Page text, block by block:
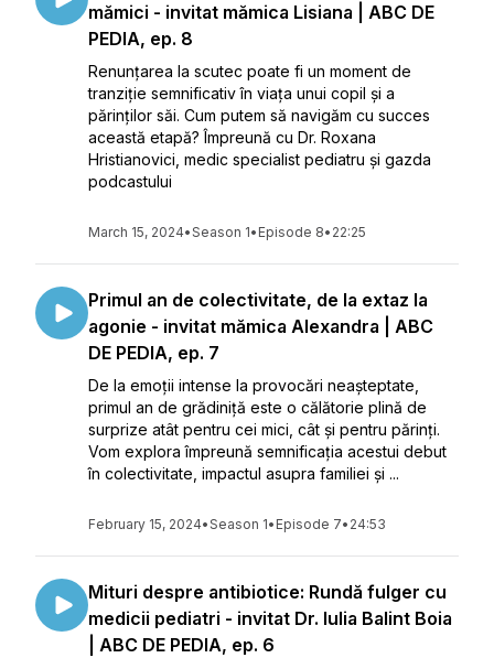
mămici - invitat mămica Lisiana | ABC DE
PEDIA, ep. 8
Renunțarea la scutec poate fi un moment de
tranziție semnificativ în viața unui copil și a
părinților săi. Cum putem să navigăm cu succes
această etapă? Împreună cu Dr. Roxana
Hristianovici, medic specialist pediatru și gazda
podcastului
March 15, 2024•Season 1• Episode 8• 22:25
Primul an de colectivitate, de la extaz la
agonie - invitat mămica Alexandra | ABC
DE PEDIA, ep. 7
De la emoții intense la provocări neașteptate,
primul an de grădiniță este o călătorie plină de
surprize atât pentru cei mici, cât și pentru părinți.
Vom explora împreună semnificația acestui debut
în colectivitate, impactul asupra familiei și ...
February 15, 2024•Season 1• Episode 7• 24:53
Mituri despre antibiotice: Rundă fulger cu
medicii pediatri - invitat Dr. Iulia Balint Boia
| ABC DE PEDIA, ep. 6